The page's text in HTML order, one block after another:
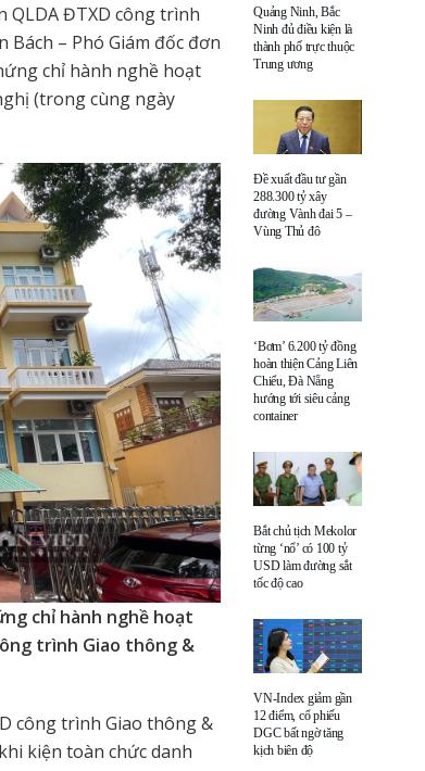
QLDA ĐTXD công trình
– Phó Giám đốc đơn
chỉ hành nghề hoạt
(trong cùng ngày
chỉ hành nghề hoạt
trình Giao thông &
công trình Giao thông &
kiện toàn chức danh
Quảng Ninh, Bắc
Ninh đủ điều kiện là
thành phố trực thuộc
Trung ương
Đề xuất đầu tư gần
288.300 tỷ xây
đường Vành đai 5 –
Vùng Thủ đô
‘Bơm’ 6.200 tỷ đồng
hoàn thiện Cảng Liên
Chiểu, Đà Nẵng
hướng tới siêu cảng
container
Bắt chủ tịch Mekolor
từng ‘nổ’ có 100 tỷ
USD làm đường sắt
tốc độ cao
VN-Index giảm gần
12 điểm, cổ phiếu
DGC bất ngờ tăng
kịch biên độ